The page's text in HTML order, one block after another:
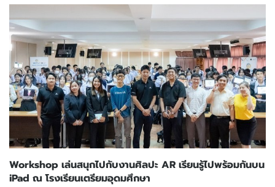
Workshop เล่นสนุกไปกับงานศิลปะ AR เรียนรู้ไปพร้อมกันบน
iPad ณ โรงเรียนเตรียมอุดมศึกษา